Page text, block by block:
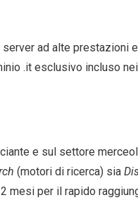
ad alte prestazioni
.it esclusivo incluso nei
e sul settore
(motori di ricerca) sia
mesi per il rapido